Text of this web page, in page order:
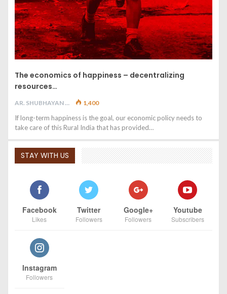
The economics of happiness – decentralizing
resources…
AR. SHUBHAYAN M 1,400
If long-term happiness is the goal, our economic policy needs to
take care of this Rural India that has provided…
STAY WITH US
Facebook
Likes
Twitter
Followers
Google+
Followers
Youtube
Subscribers
Instagram
Followers